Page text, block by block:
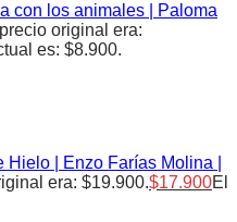
con los animales | Paloma
original era:
es: $8.900.
Hielo | Enzo Farías Molina |
era: $19.900.$17.900El